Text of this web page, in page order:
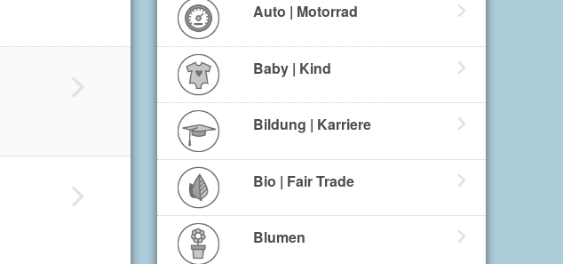
Auto | Motorrad
Baby | Kind
Bildung | Karriere
Bio | Fair Trade
Blumen